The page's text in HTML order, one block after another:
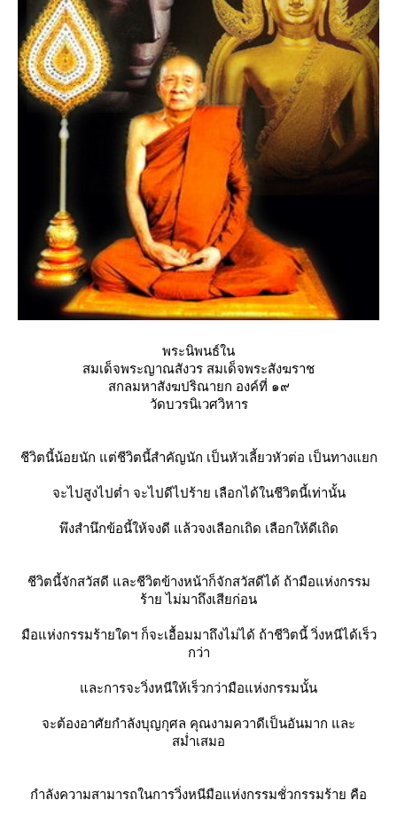
พระนิพนธ์ใน
สมเด็จพระญาณสังวร สมเด็จพระสังฆราช
สกลมหาสังฆปริณายก องค์ที่ ๑๙
วัดบวรนิเวศวิหาร
ชีวิตนี้น้อยนัก แต่ชีวิตนี้สำคัญนัก เป็นหัวเลี้ยวหัวต่อ เป็นทางแยก
จะไปสูงไปต่ำ จะไปดีไปร้าย เลือกได้ในชีวิตนี้เท่านั้น
พึงสำนึกข้อนี้ให้จงดี แล้วจงเลือกเถิด เลือกให้ดีเถิด
ชีวิตนี้จักสวัสดี และชีวิตข้างหน้าก็จักสวัสดีได้ ถ้ามือแห่งกรรม
ร้าย ไม่มาถึงเสียก่อน
มือแห่งกรรมร้ายใดฯ ก็จะเอื้อมมาถึงไม่ได้ ถ้าชีวิตนี้ วิ่งหนีได้เร็ว
กว่า
ละการจะวิ่งหนีให้เร็วกว่ามือแห่งกรรมนั้น
จะต้องอาศัยกำลังบุญกุศล คุณงามควาดีเป็นอันมาก และ
สม่ำเสมอ
กำลังความสามารถในการวิ่งหนีมือแห่งกรรมชั่วกรรมร้าย คือ